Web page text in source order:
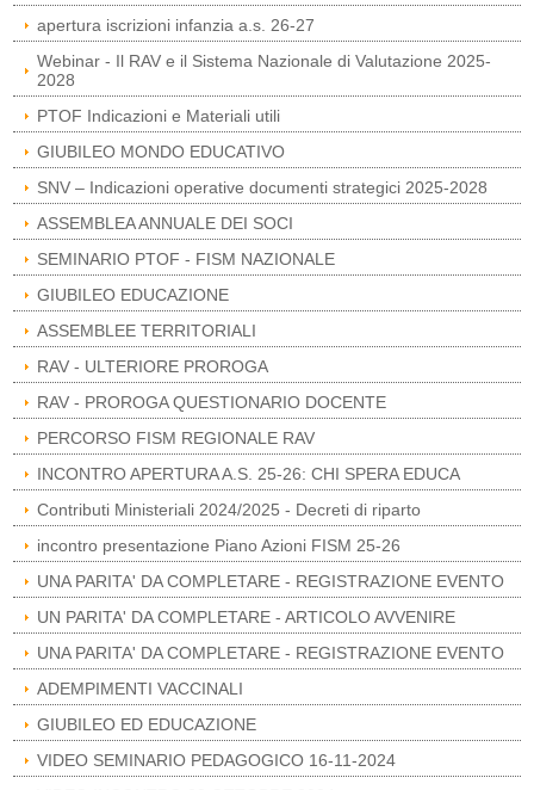
apertura iscrizioni infanzia a.s. 26-27
Webinar - Il RAV e il Sistema Nazionale di Valutazione 2025-
2028
PTOF Indicazioni e Materiali utili
GIUBILEO MONDO EDUCATIVO
SNV – Indicazioni operative documenti strategici 2025-2028
ASSEMBLEA ANNUALE DEI SOCI
SEMINARIO PTOF - FISM NAZIONALE
GIUBILEO EDUCAZIONE
ASSEMBLEE TERRITORIALI
RAV - ULTERIORE PROROGA
RAV - PROROGA QUESTIONARIO DOCENTE
PERCORSO FISM REGIONALE RAV
INCONTRO APERTURA A.S. 25-26: CHI SPERA EDUCA
Contributi Ministeriali 2024/2025 - Decreti di riparto
incontro presentazione Piano Azioni FISM 25-26
UNA PARITA' DA COMPLETARE - REGISTRAZIONE EVENTO
UN PARITA' DA COMPLETARE - ARTICOLO AVVENIRE
UNA PARITA' DA COMPLETARE - REGISTRAZIONE EVENTO
ADEMPIMENTI VACCINALI
GIUBILEO ED EDUCAZIONE
VIDEO SEMINARIO PEDAGOGICO 16-11-2024